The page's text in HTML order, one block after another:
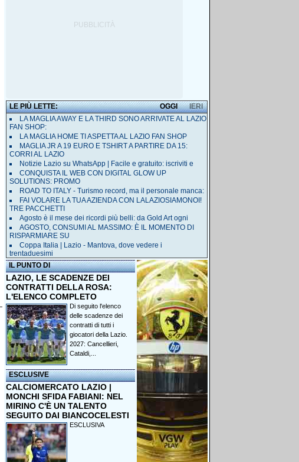
LE PIÙ LETTE: IERI
OGGI
LA MAGLIA AWAY E LA THIRD SONO ARRIVATE AL LAZIO
FAN SHOP:
LA MAGLIA HOME TI ASPETTA AL LAZIO FAN SHOP
MAGLIA JR A 19 EURO E TSHIRT A PARTIRE DA 15:
CORRI AL LAZIO
Notizie Lazio su WhatsApp | Facile e gratuito: iscriviti e
CONQUISTA IL WEB CON DIGITAL GLOW UP
SOLUTIONS: PROMO
ROAD TO ITALY - Turismo record, ma il personale manca:
FAI VOLARE LA TUA AZIENDA CON LALAZIOSIAMONOI!
TRE PACCHETTI
Agosto è il mese dei ricordi più belli: da Gold Art ogni
AGOSTO, CONSUMI AL MASSIMO: È IL MOMENTO DI
RISPARMIARE SU
Coppa Italia | Lazio - Mantova, dove vedere i
trentaduesimi
IL PUNTO DI
LAZIO, LE SCADENZE DEI
CONTRATTI DELLA ROSA:
L'ELENCO COMPLETO
Di seguito l'elenco
delle scadenze dei
contratti di tutti i
giocatori della Lazio.
2027: Cancellieri,
Cataldi,...
ESCLUSIVE
CALCIOMERCATO LAZIO |
MONCHI SFIDA FABIANI: NEL
MIRINO C'È UN TALENTO
SEGUITO DAI BIANCOCELESTI
ESCLUSIVA